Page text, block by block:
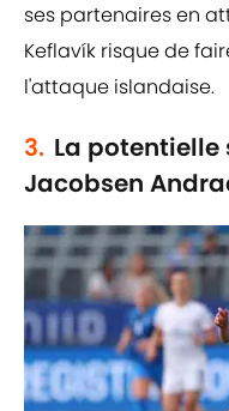
ses partenaires en
Keflavík risque de
l'attaque islandaise.
3. La potentielle
Jacobsen